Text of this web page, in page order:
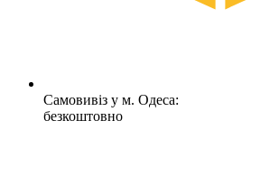
Самовивіз у м. Одеса:
безкоштовно